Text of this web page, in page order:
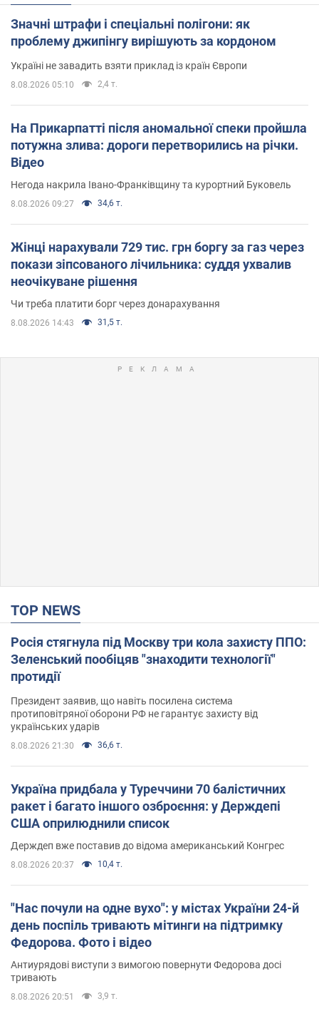
Значні штрафи і спеціальні полігони: як
проблему джипінгу вирішують за кордоном
Україні не завадить взяти приклад із країн Європи
8.08.2026 05:10 2,4 т.
На Прикарпатті після аномальної спеки пройшла
потужна злива: дороги перетворились на річки.
Відео
Негода накрила Івано-Франківщину та курортний Буковель
8.08.2026 09:27 34,6 т.
Жінці нарахували 729 тис. грн боргу за газ через
покази зіпсованого лічильника: суддя ухвалив
неочікуване рішення
Чи треба платити борг через донарахування
8.08.2026 14:43 31,5 т.
TOP NEWS
Росія стягнула під Москву три кола захисту ППО:
Зеленський пообіцяв "знаходити технології"
протидії
Президент заявив, що навіть посилена система
протиповітряної оборони РФ не гарантує захисту від
українських ударів
8.08.2026 21:30 36,6 т.
Україна придбала у Туреччини 70 балістичних
ракет і багато іншого озброєння: у Держдепі
США оприлюднили список
Держдеп вже поставив до відома американський Конгрес
8.08.2026 20:37 10,4 т.
"Нас почули на одне вухо": у містах України 24-й
день поспіль тривають мітинги на підтримку
Федорова. Фото і відео
Антиурядові виступи з вимогою повернути Федорова досі
тривають
8.08.2026 20:51 3,9 т.